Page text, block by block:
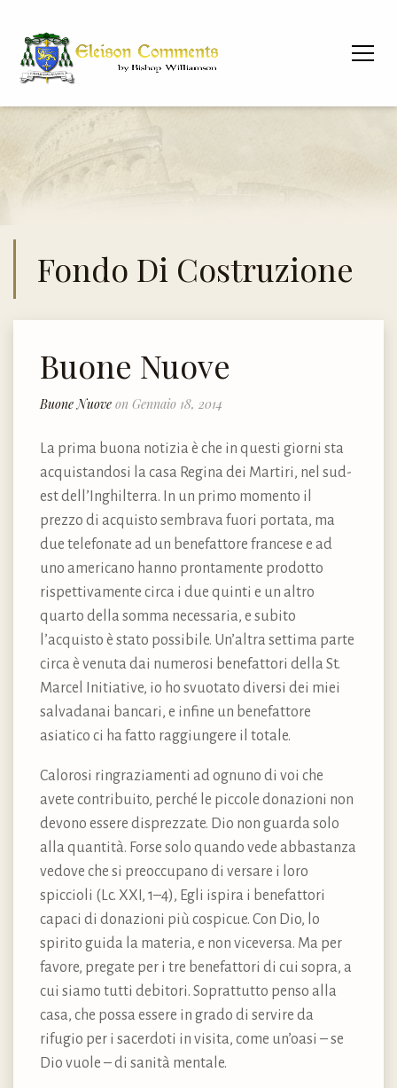
Fondo Di Costruzione
Buone Nuove
Buone Nuove on Gennaio 18, 2014
La prima buona notizia è che in questi giorni sta
acquistandosi la casa Regina dei Martiri, nel sud-
est dell’Inghilterra. In un primo momento il
prezzo di acquisto sembrava fuori portata, ma
due telefonate ad un benefattore francese e ad
uno americano hanno prontamente prodotto
rispettivamente circa i due quinti e un altro
quarto della somma necessaria, e subito
l’acquisto è stato possibile. Un’altra settima parte
circa è venuta dai numerosi benefattori della St.
Marcel Initiative, io ho svuotato diversi dei miei
salvadanai bancari, e infine un benefattore
asiatico ci ha fatto raggiungere il totale.
Calorosi ringraziamenti ad ognuno di voi che
avete contribuito, perché le piccole donazioni non
devono essere disprezzate. Dio non guarda solo
alla quantità. Forse solo quando vede abbastanza
vedove che si preoccupano di versare i loro
spiccioli (Lc. XXI, 1–4), Egli ispira i benefattori
capaci di donazioni più cospicue. Con Dio, lo
spirito guida la materia, e non viceversa. Ma per
favore, pregate per i tre benefattori di cui sopra, a
cui siamo tutti debitori. Soprattutto penso alla
casa, che possa essere in grado di servire da
rifugio per i sacerdoti in visita, come un’oasi – se
Dio vuole – di sanità mentale.